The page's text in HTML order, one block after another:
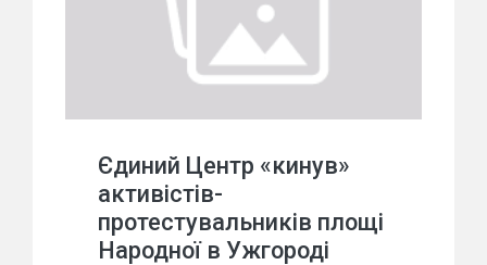
Єдиний Центр «кинув»
активістів-
протестувальників площі
Народної в Ужгороді